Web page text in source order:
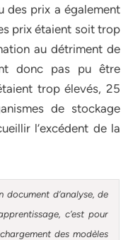
des prix a également
prix étaient soit trop
au détriment de
donc pas pu être
trop élevés, 25
de stockage
l’excédent de la
d’analyse, de
c’est pour
des modèles